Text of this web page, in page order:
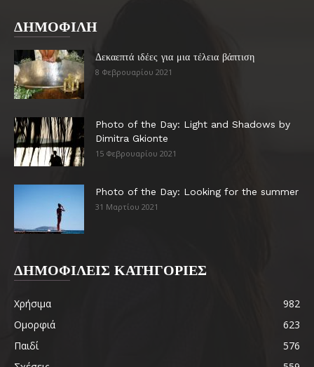
ΔΗΜΟΦΙΛΗ
Δεκαεπτά ιδέες για μια τέλεια βάπτιση
8 Φεβρουαρίου 2021
Photo of the Day: Light and Shadows by
Dimitra Gkionte
15 Φεβρουαρίου 2021
Photo of the Day: Looking for the summer
31 Μαρτίου 2021
ΔΗΜΟΦΙΛΕΙΣ ΚΑΤΗΓΟΡΙΕΣ
Χρήσιμα
982
Ομορφιά
623
Παιδί
576